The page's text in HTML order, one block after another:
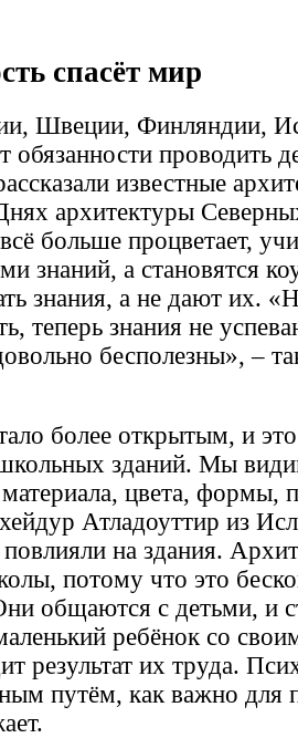
спасёт мир
Швеции, Финляндии,
обязанности проводить
известные
архитектуры
больше процветает,
знаний, а становятся
знания, а не дают их.
теперь знания не
бесполезны», –
более открытым, и
зданий. Мы
цвета, формы,
Атладоуттир из
на здания.
потому что это
общаются с детьми, и
ребёнок со
результат их труда.
путём, как важно для